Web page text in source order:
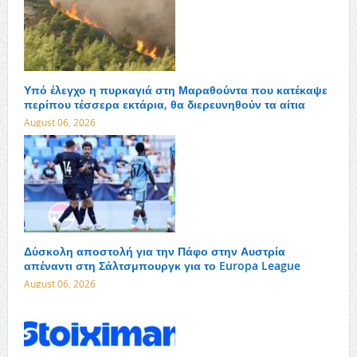
Υπό έλεγχο η πυρκαγιά στη Μαραθούντα που κατέκαψε
περίπου τέσσερα εκτάρια, θα διερευνηθούν τα αίτια
August 06, 2026
Δύσκολη αποστολή για την Πάφο στην Αυστρία
απέναντι στη Σάλτσμπουργκ για το Europa League
August 06, 2026